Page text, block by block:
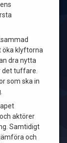
öka klyftorna
dra nytta
det tuffare.
som ska in
aktörer
Samtidigt
och